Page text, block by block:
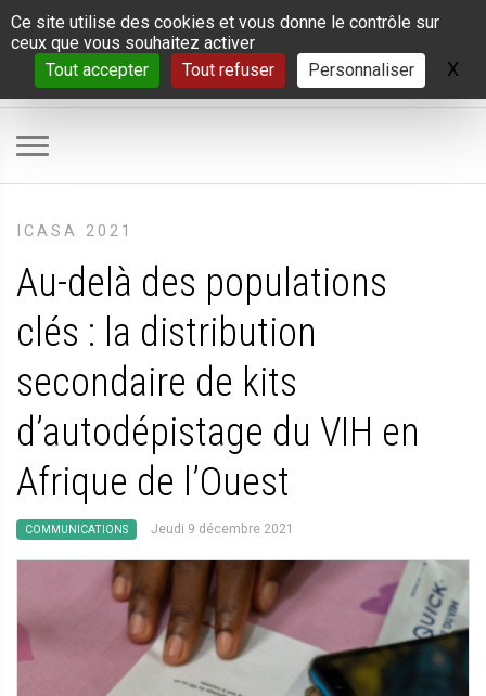
Panneau de gestion des cookies
Ce site utilise des cookies et vous donne le contrôle sur
ceux que vous souhaitez activer
Tout accepter
Tout refuser Personnaliser X
ICASA 2021
Au-delà des populations
clés : la distribution
secondaire de kits
d’autodépistage du VIH en
Afrique de l’Ouest
COMMUNICATIONS Jeudi 9 décembre 2021